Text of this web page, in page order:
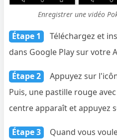
Enregistrer une vidéo
Étape 1
Téléchargez et
dans Google Play sur votre
Étape 2
Appuyez sur
Puis, une pastille rouge
centre apparaît et appuyez
Étape 3
Quand vous